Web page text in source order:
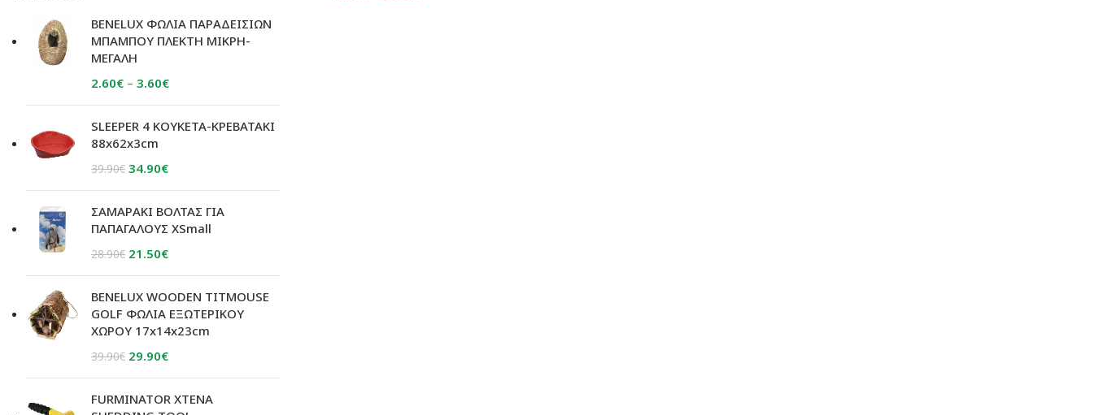
BENELUX ΦΩΛΙΑ ΠΑΡΑΔΕΙΣΙΩΝ
ΜΠΑΜΠΟΥ ΠΛΕΚΤΗ ΜΙΚΡΗ-
ΜΕΓΑΛΗ
2.60€ – 3.60€Price
range:
2.60€
SLEEPER 4 ΚΟΥΚΕΤΑ-ΚΡΕΒΑΤΑΚΙ
88x62x3cm
39.90€ Original
price
was:
39.90€.
34.90€Η
τρέχουσα
τιμή
είναι:
ΣΑΜΑΡΑΚΙ ΒΟΛΤΑΣ ΓΙΑ
ΠΑΠΑΓΑΛΟΥΣ XSmall
28.90€ Original
price
was:
28.90€.
21.50€Η
τρέχουσα
τιμή
είναι:
21.50€.
BENELUX WOODEN TITMOUSE
GOLF ΦΩΛΙΑ ΕΞΩΤΕΡΙΚΟΥ
ΧΩΡΟΥ 17x14x23cm
39.90€ Original
price
was:
29.90€Η
τρέχουσα
τιμή
FURMINATOR ΧΤΕΝΑ